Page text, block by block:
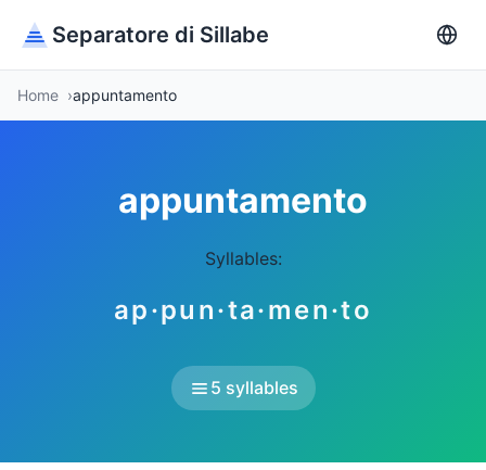
Separatore di Sillabe
Home appuntamento
appuntamento
Syllables:
ap·pun·ta·men·to
5 syllables